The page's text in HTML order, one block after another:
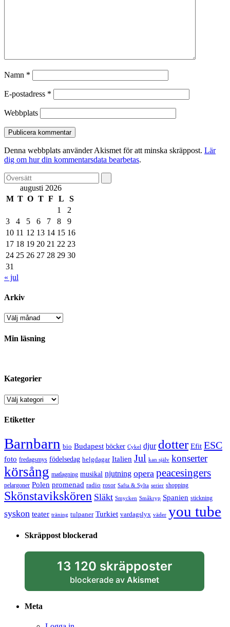
Namn *
E-postadress *
Webbplats
Denna webbplats använder Akismet för att minska skräppost. Lär
dig om hur din kommentarsdata bearbetas.
augusti 2026
M T O T F L
S
1
2
3
4 5 6 7 8
9
10 11 12 13 14 15 16
17 18 19 20 21 22 23
24 25 26 27 28 29 30
31
« jul
Arkiv
Arkiv
Min läsning
Kategorier
Kategorier
Etiketter
Barnbarn bio Budapest böcker Cykel djur dotter Efit ESC
foto fredagsmys födelsedag helgdagar Italien Jul kan själv konserter
körsång matlagning musikal njutning opera peacesingers
pelargoner Polen promenad radio rosor Safta & Sylta serier shopping
Skönstavikskören Släkt Smycken Småkryp Spanien stickning
syskon teater träning tulpaner Turkiet vardagslyx väder you tube
Skräppost blockerad
13 120 skräpposter
blockerade av Akismet
Meta